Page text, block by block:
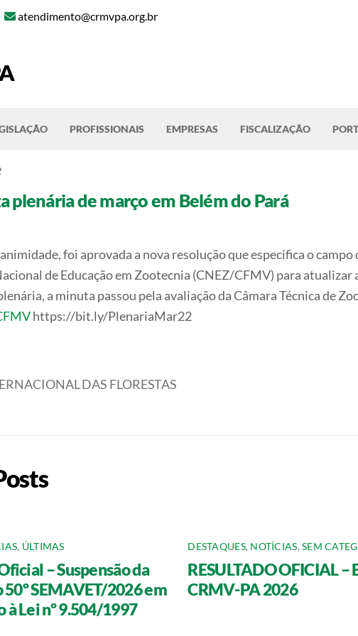
atendimento@crmvpa.org.br
PROFISSIONAIS EMPRESAS FISCALIZAÇÃO
plenária de março em Belém do Pará
foi aprovada a nova resolução que especifica o
de Educação em Zootecnia (CNEZ/CFMV) para atualizar
a minuta passou pela avaliação da Câmara Técnica de
https://bit.ly/PlenariaMar22
DAS FLORESTAS
, ÚLTIMAS
– Suspensão da
50º SEMAVET/2026 em
Lei nº 9.504/1997
DESTAQUES, NOTÍCIAS,SEM
RESULTADO OFICIAL –
CRMV-PA 2026